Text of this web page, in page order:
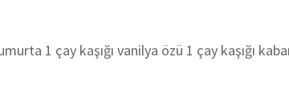
1 çay kaşığı vanilya özü 1 çay kaşığı